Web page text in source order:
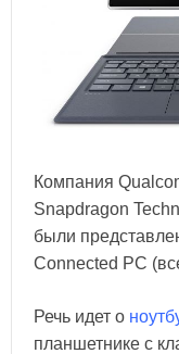
Компания
Snapdragon
были
Connected PC
Речь идет о
планшетнике с